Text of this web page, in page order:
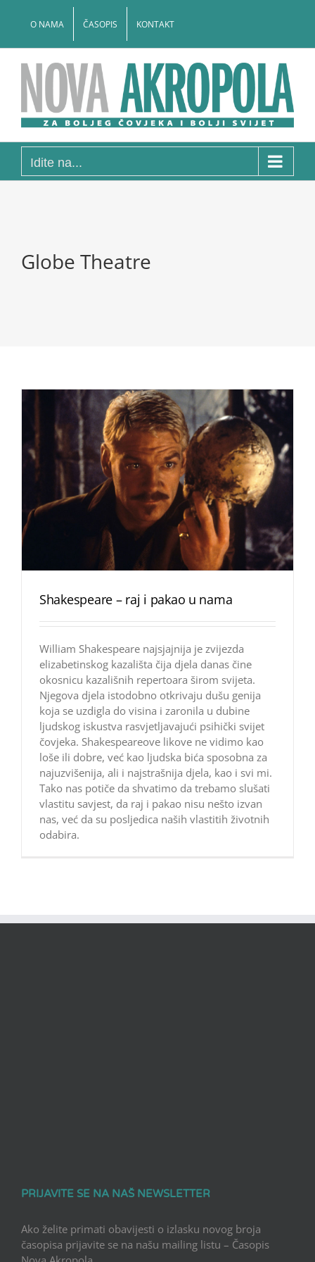
O NAMA ČASOPIS KONTAKT
Idite na...
Globe Theatre
Shakespeare – raj i pakao u nama
William Shakespeare najsjajnija je zvijezda
elizabetinskog kazališta čija djela danas čine
okosnicu kazališnih repertoara širom svijeta.
Njegova djela istodobno otkrivaju dušu genija
koja se uzdigla do visina i zaronila u dubine
ljudskog iskustva rasvjetljavajući psihički svijet
čovjeka. Shakespeareove likove ne vidimo kao
loše ili dobre, već kao ljudska bića sposobna za
najuzvišenija, ali i najstrašnija djela, kao i svi mi.
Tako nas potiče da shvatimo da trebamo slušati
vlastitu savjest, da raj i pakao nisu nešto izvan
nas, već da su posljedica naših vlastitih životnih
odabira.
PRIJAVITE SE NA NAŠ NEWSLETTER
Ako želite primati obavijesti o izlasku novog broja
časopisa prijavite se na našu mailing listu – Časopis